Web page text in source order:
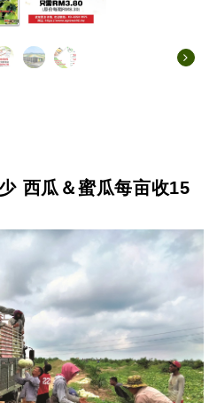
西瓜＆蜜瓜每亩收15